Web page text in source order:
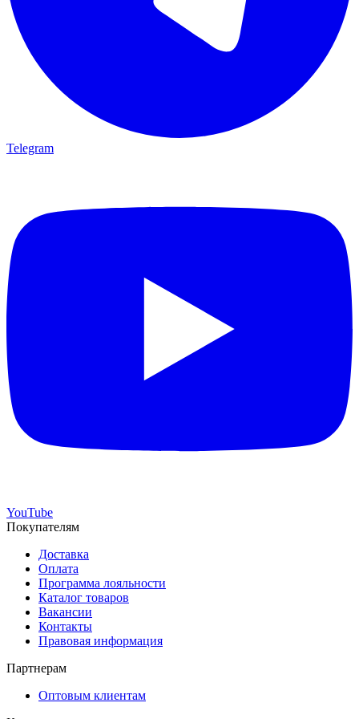
Telegram
YouTube
Покупателям
Доставка
Оплата
Программа лояльности
Каталог товаров
Вакансии
Контакты
Правовая информация
Партнерам
Оптовым клиентам